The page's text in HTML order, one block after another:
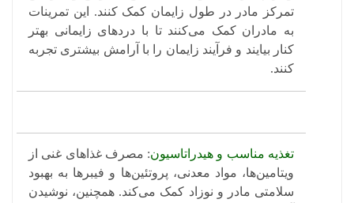
تمرکز مادر در طول زایمان کمک کنند. این تمرینات
به مادران کمک می‌کنند تا با دردهای زایمانی بهتر
کنار بیایند و فرآیند زایمان را با آرامش بیشتری تجربه
کنند. ​
تغذیه مناسب و هیدراتاسیون: مصرف غذاهای غنی از
ویتامین‌ها، مواد معدنی، پروتئین‌ها و فیبرها به بهبود
سلامتی مادر و نوزاد کمک می‌کند. همچنین، نوشیدن